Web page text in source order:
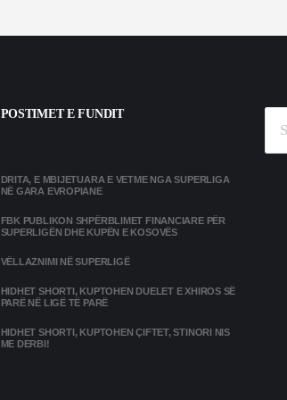
POSTIMET E FUNDIT
DRITA, E MBIJETUARA E VETME NGA SUPERLIGA
NË GARA EVROPIANE
FBK PUBLIKON SHPËRBLIMET FINANCIARE PËR
SUPERLIGËN DHE KUPËN E KOSOVËS
VËLLAZNIMI NË SUPERLIGË
HIDHET SHORTI, KUPTOHEN DUELET E XHIROS SË
PARË NË LIGË TË PARË
HIDHET SHORTI, KUPTOHEN ÇIFTET, STINORI NIS
ME DERBI!